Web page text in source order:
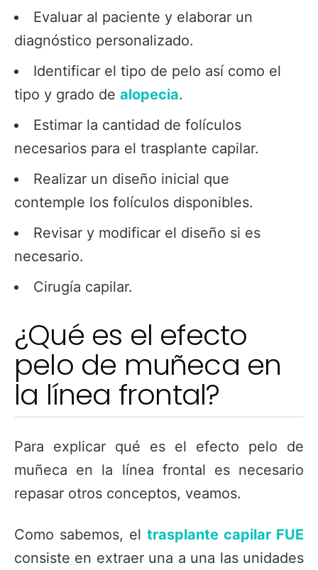
Evaluar al paciente y elaborar un
diagnóstico personalizado.
Identificar el tipo de pelo así como el
tipo y grado de alopecia.
Estimar la cantidad de folículos
necesarios para el trasplante capilar.
Realizar un diseño inicial que
contemple los folículos disponibles.
Revisar y modificar el diseño si es
necesario.
Cirugía capilar.
¿Qué es el efecto
pelo de muñeca en
la línea frontal?
Para explicar qué es el efecto pelo de
muñeca en la línea frontal es necesario
repasar otros conceptos, veamos.
Como sabemos, el trasplante capilar FUE
consiste en extraer una a una las unidades